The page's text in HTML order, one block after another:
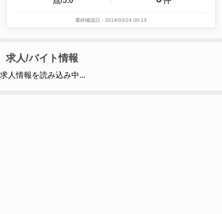
最終確認日：2019/03/24 00:13
求人/バイト情報
求人情報を読み込み中...